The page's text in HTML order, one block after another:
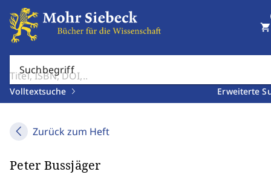
Suchbegriff
Volltextsuche Erweiterte
shopping_cart
Zurück zum Heft
Peter Bussjäger